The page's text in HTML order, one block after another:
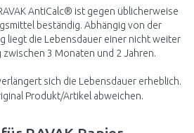
AntiCalc® ist gegen üblicherweise
beständig. Abhängig von der
liegt die Lebensdauer einer nicht weiter
3 Monaten und 2 Jahren.
sich die Lebensdauer erheblich.
Produkt/Artikel abweichen.